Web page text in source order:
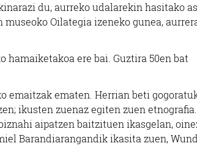
du, aurreko udalarekin hasitako
Oilategia izeneko gunea,
ere bai. Guztira 50en bat
emaitzak ematen. Herrian beti
ikusten zuenaz egiten zuen etnografia.
aipatzen baitzituen ikasgelan,
Barandiarangandik ikasita zuen,